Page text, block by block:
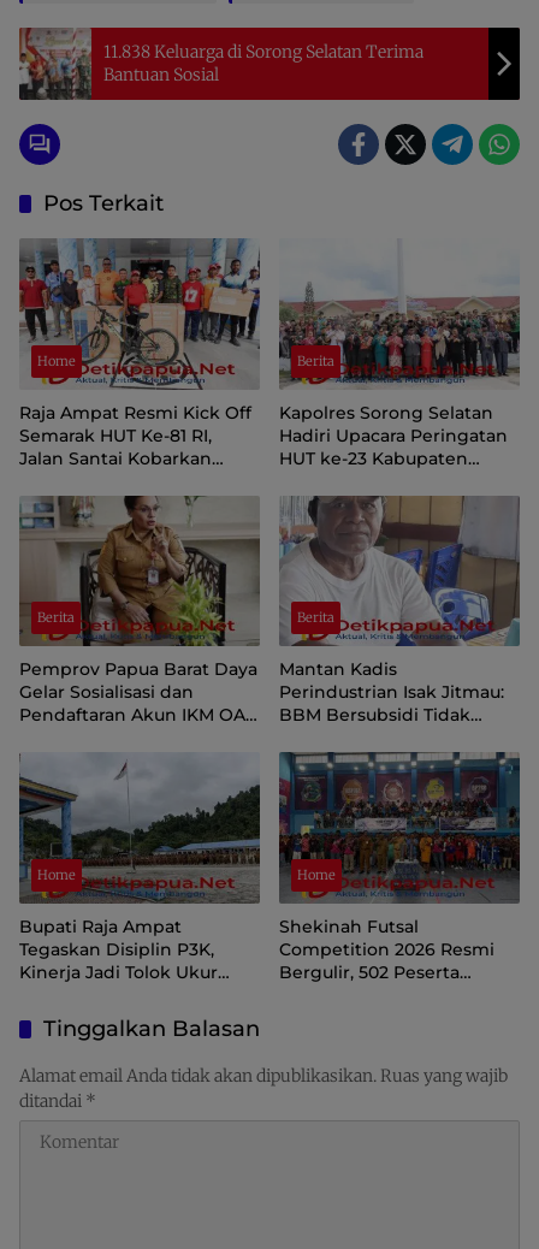
11.838 Keluarga di Sorong Selatan Terima
Bantuan Sosial
Pos Terkait
Home
Raja Ampat Resmi Kick Off
Semarak HUT Ke-81 RI,
Jalan Santai Kobarkan
Nasionalisme
Berita
Kapolres Sorong Selatan
Hadiri Upacara Peringatan
HUT ke-23 Kabupaten
Berita
Pemprov Papua Barat Daya
Gelar Sosialisasi dan
Pendaftaran Akun IKM OAP
Berita
Mantan Kadis
Perindustrian Isak Jitmau:
BBM Bersubsidi Tidak
Distribusi Perlu Diperkuat
Home
Bupati Raja Ampat
Tegaskan Disiplin P3K,
Kinerja Jadi Tolok Ukur
Home
Shekinah Futsal
Competition 2026 Resmi
Bergulir, 502 Peserta
Tinggalkan Balasan
Alamat email Anda tidak akan dipublikasikan.Ruas yang wajib
ditandai *